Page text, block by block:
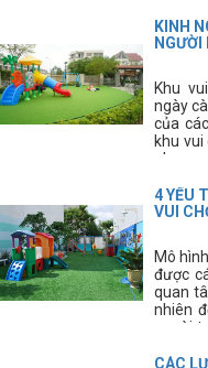
bị này,
thao
KINH
Khu
ngày
của
khu
trẻ em
công
4 YẾU
VUI
Mô
được
quan
nhiên
ngoài
CÁC